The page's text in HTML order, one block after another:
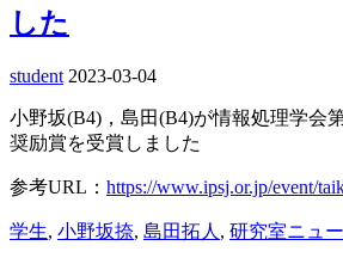
した
student 2023-03-04
小野坂(B4)，島田(B4)が情報処理学会
奨励賞を受賞しました
参考URL： https://www.ipsj.or.jp/event/
学生, 小野坂捺, 島田拓人 , 研究室ニュ